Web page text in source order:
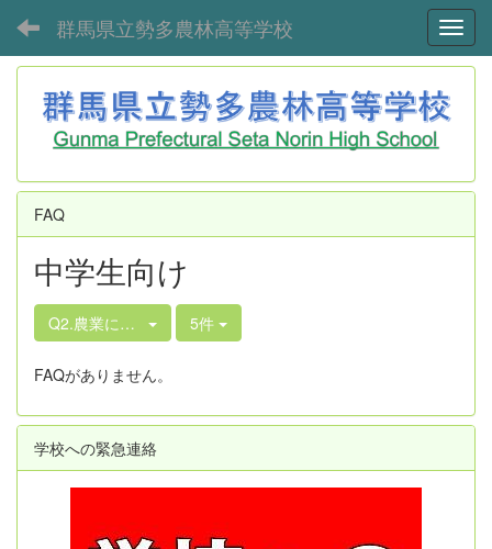
群馬県立勢多農林高等学校
FAQ
中学生向け
Q2.農業に関する授業はどのような授業で、どのように行って
5件
FAQがありません。
学校への緊急連絡